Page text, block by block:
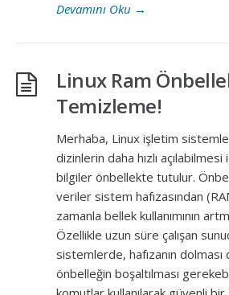
Devamını Oku →
Linux Ram
Temizleme!
Merhaba, Linux işletim
dizinlerin daha hızlı açılabilmesi
bilgiler önbellekte tutulur.
veriler sistem hafızasından
zamanla bellek kullanımının
Özellikle uzun süre çalışan
sistemlerde, hafızanın dolması
önbelleğin boşaltılması